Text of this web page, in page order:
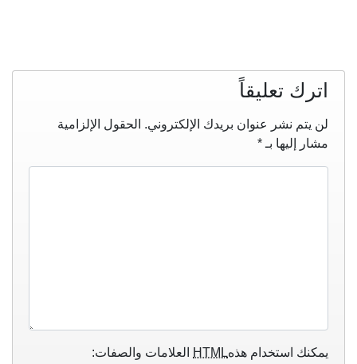
اترك تعليقاً
لن يتم نشر عنوان بريدك الإلكتروني. الحقول الإلزامية
مشار إليها بـ *
يمكنك استخدام هذهHTML العلامات والصفات: